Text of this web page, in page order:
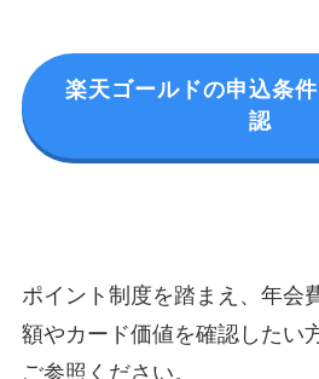
楽天ゴールドの申込条
認
ポイント制度を踏まえ、年会
額やカード価値を確認したい
ご参照ください。